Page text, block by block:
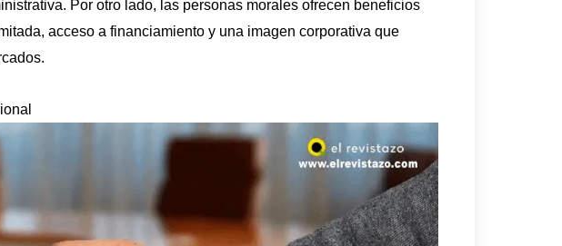
Por otro lado, las personas morales ofrecen beneficios
acceso a financiamiento y una imagen corporativa que